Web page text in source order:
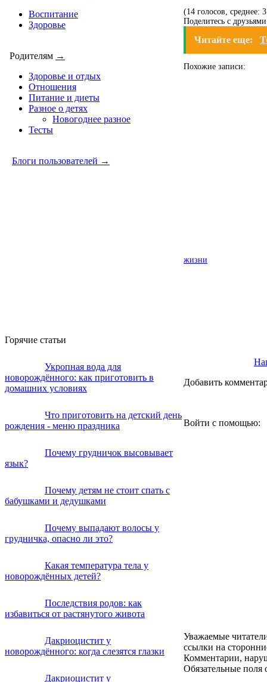
Воспитание
Здоровье
Родителям →
Здоровье и отдых
Отношения
Питание и диеты
Разное о детях
Новогоднее разное
Тесты
Блоги пользователей →
Горячие статьи
Укропная вода для
новорождённого: как приготовить в
домашних условиях
Что приготовить на детский день
рождения - меню праздника
Почему грудничок высовывает
язык?
Почему детям не стоит спать с
бабушками и дедушками
Почему выпадают волосы у
грудничка, опасно ли это?
Какая температура тела у
новорождённых детей?
Последствия родов: как
избавиться от растянутого живота
Дакриоцистит у
новорождённого: когда слезятся глазки
Дакриоцистит у
(14 голосов, среднее:
Поделитесь с
Читайте еще:
Похожие записи:
жизни
Добавить
Войти с помощью:
Уважаемые
ссылки на
Комментарии,
Обязательные поля